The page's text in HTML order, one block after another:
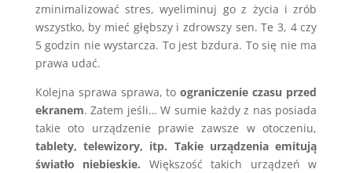
zminimalizować stres, wyeliminuj go z życia i zrób
wszystko, by mieć głębszy i zdrowszy sen. Te 3, 4 czy
5 godzin nie wystarcza. To jest bzdura. To się nie ma
prawa udać.
Kolejna sprawa sprawa, toograniczenie czasu przed
ekranem. Zatem jeśli… W sumie każdy z nas posiada
takie oto urządzenie prawie zawsze w otoczeniu,
tablety, telewizory, itp. Takie urządzenia emitują
światło niebieskie. Większość takich urządzeń w